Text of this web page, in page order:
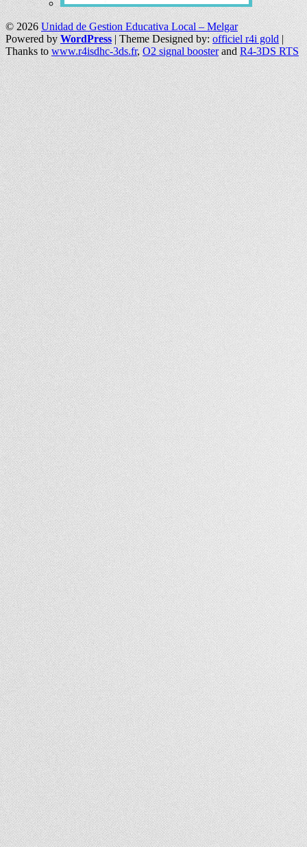
© 2026Unidad de Gestion Educativa Local – Melgar
Powered byWordPress| Theme Designed by:officiel r4i gold |
Thanks to www.r4isdhc-3ds.fr,O2 signal boosterand R4-3DS RTS